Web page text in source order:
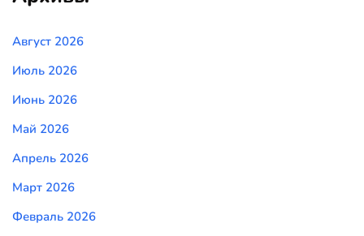
Август 2026
Июль 2026
Июнь 2026
Май 2026
Апрель 2026
Март 2026
Февраль 2026